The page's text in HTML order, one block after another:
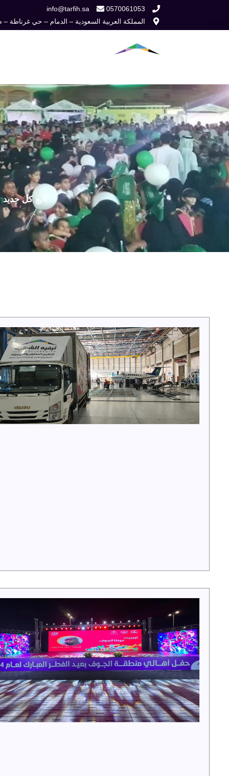
0570061053
info@tarfih.sa
المملكة العربية السعودية – الدمام – حي غرناطة –
تابع كل